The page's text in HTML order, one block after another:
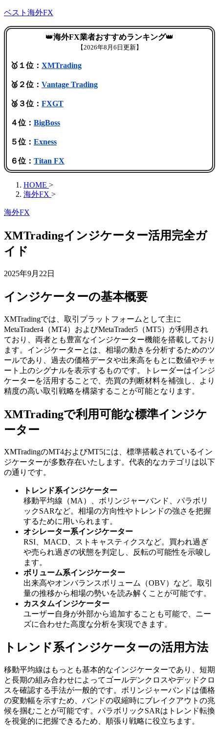
ベスト海外FX
👑海外FX業者おすすめランキング👑
【2026年8月6日更新】
🥇１位： XMTrading
🥈２位： Vantage Trading
🥉３位： FXGT
４位： BigBoss
５位： Exness
６位： Titan FX
HOME >
海外FX >
海外FX
XMTradingインジケーター活用完全ガ
イド
2025年9月22日
インジケーターの基本概要
XMTradingでは、取引プラットフォームとして主に
MetaTrader4（MT4）およびMetaTrader5（MT5）が利用され
ており、両者とも豊富なインジケーター機能を搭載しており
ます。インジケーターとは、相場の動きを分析するためのツ
ールであり、過去の価格データや出来高をもとに数値やチャ
ート上のシグナルを表示するものです。トレーダーはインジ
ケーターを活用することで、売買の判断材料を補強し、より
精度の高い取引戦略を構築することが可能となります。
XMTradingで利用可能な標準インジケ
ーター
XMTradingのMT4およびMT5には、標準搭載されているイン
ジケーターが多数存在いたします。代表的なカテゴリは以下
の通りです。
トレンド系インジケーター
移動平均線（MA）、ボリンジャーバンド、パラボリ
ックSARなど。相場の方向性やトレンドの強さを把握
するために用いられます。
オシレーター系インジケーター
RSI、MACD、ストキャスティクスなど。買われ過ぎ
や売られ過ぎの状態を判定し、反転の可能性を示唆し
ます。
ボリューム系インジケーター
出来高やオンバランスボリューム（OBV）など。取引
量の推移から相場の勢いを読み解くことが可能です。
カスタムインジケーター
ユーザー自身が外部から追加することも可能で、ニー
ズに合わせた高度な分析を実現できます。
トレンド系インジケーターの活用方法
移動平均線はもっとも基本的なインジケーターであり、短期
と長期の組み合わせによってゴールデンクロスやデッドクロ
スを確認する手法が一般的です。ボリンジャーバンドは価格
の変動幅を示すため、バンドの収縮時にブレイクアウトの兆
候を掴むことが可能です。パラボリックSARはトレンド転換
を視覚的に把握できるため、順張り戦略に役立ちます。